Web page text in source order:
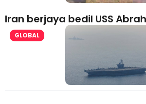
Iran berjaya bedil USS
GLOBAL